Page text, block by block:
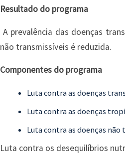
Resultado do programa
A prevalência das doenças
não transmissíveis é reduzida.
Componentes do programa
Luta contra as doenças
Luta contra as doenças
Luta contra as doenças não
Luta contra os desequilíbrios